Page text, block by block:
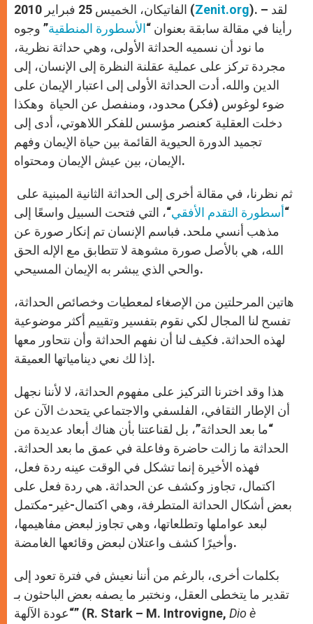
الفاتيكان، الخميس 25 فبراير 2010 (Zenit.org). – لقد
رأينا في مقالة سابقة بعنوان “الأسطورة المنطقية” وجوه
ما نود أن نسميه الحداثة الأولى، وهي حداثة نظرية،
مجردة تركز على عملية عقلنة النظرة إلى الإنسان، إلى
الدين والله. أدت الحداثة الأولى إلى اعتبار الإيمان على
ضوء لوغوس (فكر) محدود، ومنفصل عن الحياة وهكذا
دخلت العقلية كعنصر مؤسس للفكر اللاهوتي، أدى إلى
تجميد الدورة الحيوية القائمة بين حياة الإيمان وفهم
الإيمان، بين عيش الإيمان ومحتواه.
“أسطورة التقدم الأفقي“، التي فتحت السبيل واسعًا إلى
مذهب أنسي ملحد. فباسم الإنسان تم إنكار صورة عن
الله، هي بالأصل صورة مشوهة لا تتطابق مع الإله الحق
والحي الذي يبشر به الإيمان المسيحي.
هاتين المرحلتين من الإصغاء لمعطيات وخصائص الحداثة،
تفسح لنا المجال لكي نقوم بتفسير وتقييم أكثر موضوعية
لهذه الحداثة. فكيف لنا أن نفهم الحداثة وأن نتحاور معها
إذا لك نعي دينامياتها العميقة.
هذا وقد اخترنا التركيز على مفهوم الحداثة، لا لأننا نجهل
أن الإطار الثقافي، الفلسفي والاجتماعي يتحدث الآن عن
“ما بعد الحداثة”، بل لقناعتنا بأن هناك أبعاد عديدة من
الحداثة ما زالت حاضرة وفاعلة في عمق ما بعد الحداثة.
فهذه الأخيرة إنما تشكل في الوقت عينه ردة فعل،
اكتمال، تجاوز وكشف عن الحداثة. هي ردة فعل على
بعض أشكال الحداثة المتطرفة، وهي اكتمال-غير-مكتمل
لبعد عواملها وتطلعاتها، وهي تجاوز لبعض مفاهيمها،
وأخيرًا كشف واعتلان لبعض وقائعها الغامضة.
بكلمات أخرى، بالرغم من أننا نعيش في فترة تعود إلى
تقدير ما يتخطى العقل، ونختبر ما يصفه بعض الباحثون بـ
“عودة الآلهة” (R. Stark – M. Introvigne, Dio è